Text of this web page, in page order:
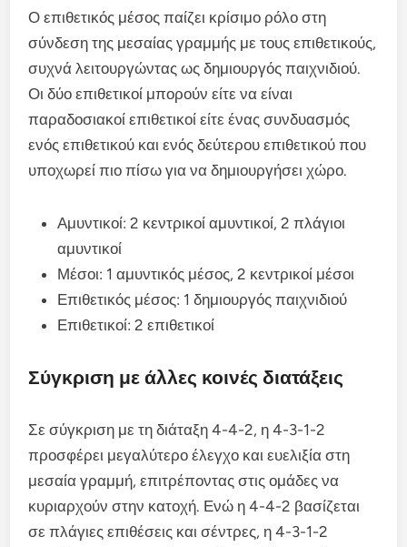
Ο επιθετικός μέσος παίζει κρίσιμο ρόλο στη
σύνδεση της μεσαίας γραμμής με τους επιθετικούς,
συχνά λειτουργώντας ως δημιουργός παιχνιδιού.
Οι δύο επιθετικοί μπορούν είτε να είναι
παραδοσιακοί επιθετικοί είτε ένας συνδυασμός
ενός επιθετικού και ενός δεύτερου επιθετικού που
υποχωρεί πιο πίσω για να δημιουργήσει χώρο.
Αμυντικοί: 2 κεντρικοί αμυντικοί, 2 πλάγιοι
αμυντικοί
Μέσοι: 1 αμυντικός μέσος, 2 κεντρικοί μέσοι
Επιθετικός μέσος: 1 δημιουργός παιχνιδιού
Επιθετικοί: 2 επιθετικοί
Σύγκριση με άλλες κοινές διατάξεις
Σε σύγκριση με τη διάταξη 4-4-2, η 4-3-1-2
προσφέρει μεγαλύτερο έλεγχο και ευελιξία στη
μεσαία γραμμή, επιτρέποντας στις ομάδες να
κυριαρχούν στην κατοχή. Ενώ η 4-4-2 βασίζεται
σε πλάγιες επιθέσεις και σέντρες, η 4-3-1-2